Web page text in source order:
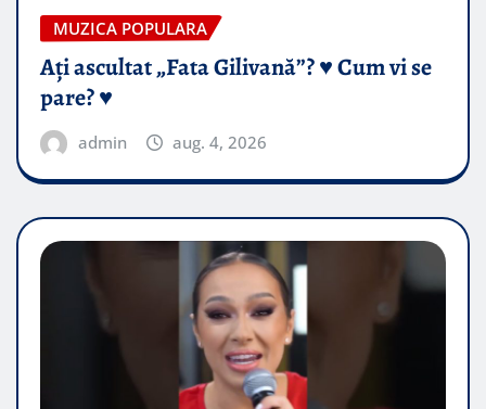
MUZICA POPULARA
Ați ascultat „Fata Gilivană”? ♥️ Cum vi se
pare? ♥️
admin aug. 4, 2026